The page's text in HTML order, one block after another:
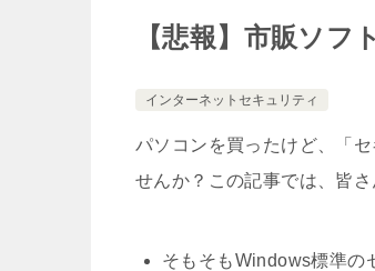
【悲報】市販ソ
インターネットセキュリティ
パソコンを買ったけど、「
せんか？この記事では、皆
そもそもWindows標準の